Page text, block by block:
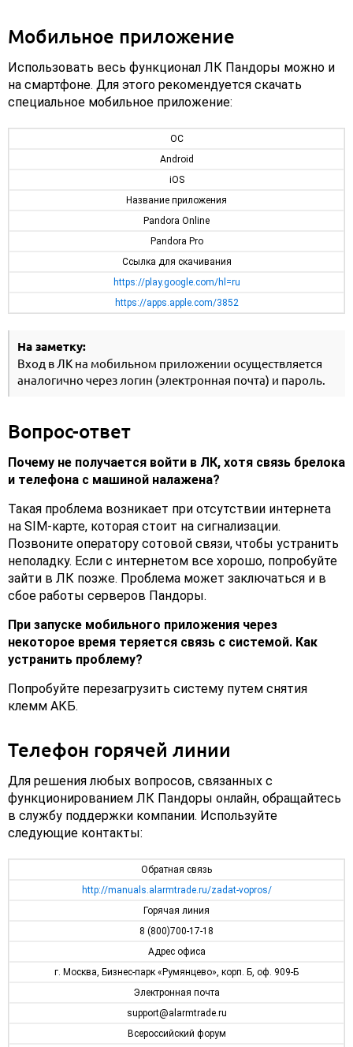
Мобильное приложение
Использовать весь функционал ЛК Пандоры можно и
на смартфоне. Для этого рекомендуется скачать
специальное мобильное приложение:
ОС
Android
iOS
Название приложения
Pandora Online
Pandora Pro
Ссылка для скачивания
https://play.google.com/hl=ru
https://apps.apple.com/3852
На заметку:
Вход в ЛК на мобильном приложении осуществляется
аналогично через логин (электронная почта) и пароль.
Вопрос-ответ
Почему не получается войти в ЛК, хотя связь брелока
и телефона с машиной налажена?
Такая проблема возникает при отсутствии интернета
на SIM-карте, которая стоит на сигнализации.
Позвоните оператору сотовой связи, чтобы устранить
неполадку. Если с интернетом все хорошо, попробуйте
зайти в ЛК позже. Проблема может заключаться и в
сбое работы серверов Пандоры.
При запуске мобильного приложения через
некоторое время теряется связь с системой. Как
устранить проблему?
Попробуйте перезагрузить систему путем снятия
клемм АКБ.
Телефон горячей линии
Для решения любых вопросов, связанных с
функционированием ЛК Пандоры онлайн, обращайтесь
в службу поддержки компании. Используйте
следующие контакты:
Обратная связь
http://manuals.alarmtrade.ru/zadat-vopros/
Горячая линия
8 (800)700-17-18
Адрес офиса
г. Москва, Бизнес-парк «Румянцево», корп. Б, оф. 909-Б
Электронная почта
support@alarmtrade.ru
Всероссийский форум